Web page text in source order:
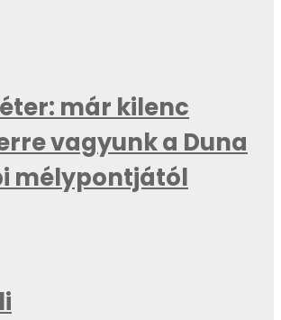
már kilenc
vagyunk a Duna
mélypontjától